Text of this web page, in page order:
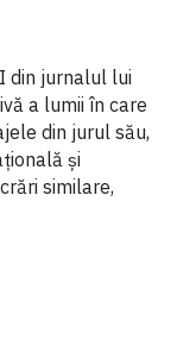
din jurnalul lui
a lumii în care
din jurul său,
și
similare,